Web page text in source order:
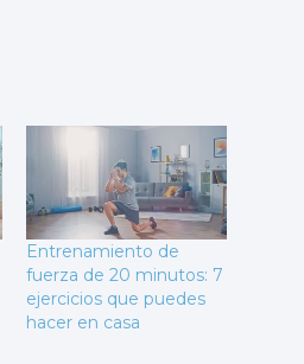
Entrenamiento de
fuerza de 20 minutos: 7
ejercicios que puedes
hacer en casa